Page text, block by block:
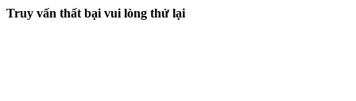
Truy vấn thất bại vui lòng thử lại